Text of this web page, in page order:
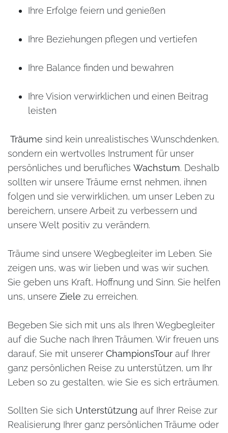
Ihre Erfolge feiern und genießen
Ihre Beziehungen pflegen und vertiefen
Ihre Balance finden und bewahren
Ihre Vision verwirklichen und einen Beitrag
leisten
Träume sind kein unrealistisches Wunschdenken,
sondern ein wertvolles Instrument für unser
persönliches und berufliches Wachstum. Deshalb
sollten wir unsere Träume ernst nehmen, ihnen
folgen und sie verwirklichen, um unser Leben zu
bereichern, unsere Arbeit zu verbessern und
unsere Welt positiv zu verändern.
Träume sind unsere Wegbegleiter im Leben. Sie
zeigen uns, was wir lieben und was wir suchen.
Sie geben uns Kraft, Hoffnung und Sinn. Sie helfen
uns, unsere Ziele zu erreichen.
Begeben Sie sich mit uns als Ihren Wegbegleiter
auf die Suche nach Ihren Träumen. Wir freuen uns
darauf, Sie mit unserer ChampionsTour auf Ihrer
ganz persönlichen Reise zu unterstützen, um Ihr
Leben so zu gestalten, wie Sie es sich erträumen.
Sollten Sie sich Unterstützung auf Ihrer Reise zur
Realisierung Ihrer ganz persönlichen Träume oder